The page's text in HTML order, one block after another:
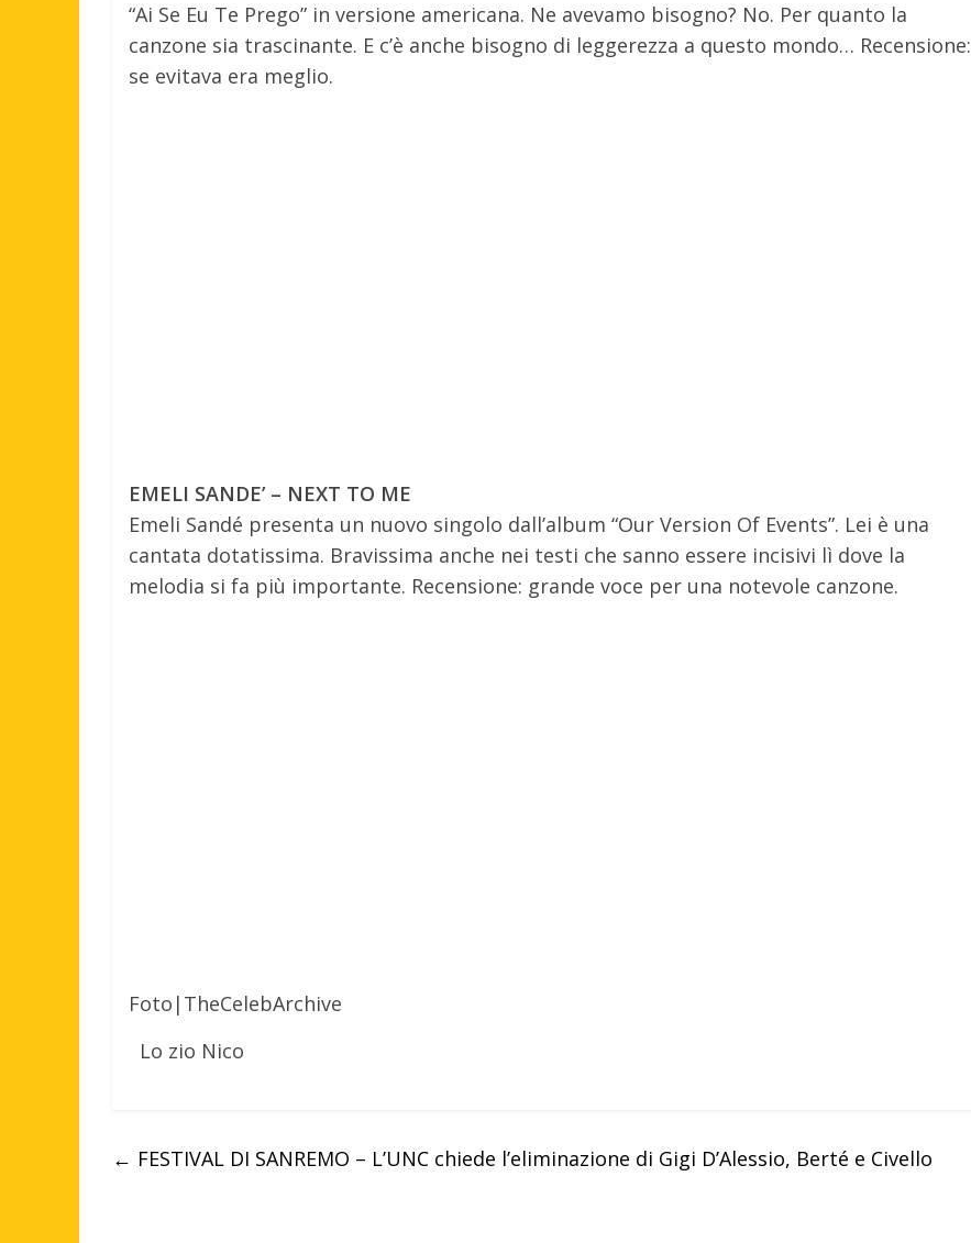
“Ai Se Eu Te Prego” in versione americana. Ne avevamo bisogno? No. Per quanto la
canzone sia trascinante. E c’è anche bisogno di leggerezza a questo mondo… Recensione:
se evitava era meglio.
EMELI SANDE’ – NEXT TO ME
Emeli Sandé presenta un nuovo singolo dall’album “Our Version Of Events”. Lei è una
cantata dotatissima. Bravissima anche nei testi che sanno essere incisivi lì dove la
melodia si fa più importante. Recensione: grande voce per una notevole canzone.
Foto|TheCelebArchive
Lo zio Nico
← FESTIVAL DI SANREMO – L’UNC chiede l’eliminazione di Gigi D’Alessio, Berté e Civello